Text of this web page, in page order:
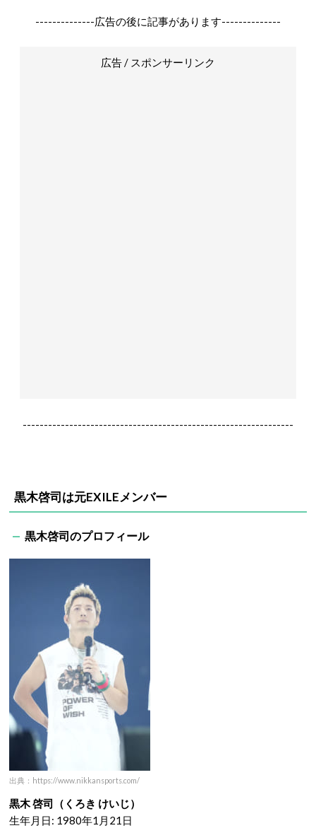
--------------広告の後に記事があります--------------
広告 / スポンサーリンク
----------------------------------------------------------------
黒木啓司は元EXILEメンバー
黒木啓司のプロフィール
出典：https://www.nikkansports.com/
黒木 啓司（くろき けいじ）
生年月日: 1980年1月21日